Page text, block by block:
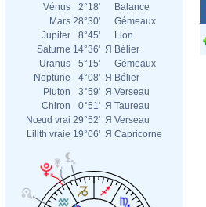
Vénus
2°18'
Balance
Mars 28°30'
Gémeaux
Jupiter
8°45'
Lion
Saturne 14°36' Я Bélier
Uranus
5°15'
Gémeaux
Neptune
4°08' Я Bélier
Pluton
3°59' Я Verseau
Chiron
0°51' Я Taureau
Nœud vrai 29°52' Я Verseau
Lilith vraie 19°06' Я Capricorne